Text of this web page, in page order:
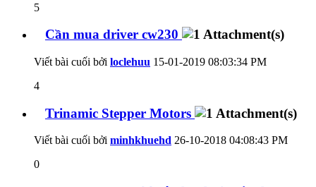
5
Cần mua driver cw230
Viết bài cuối bởi loclehuu 15-01-2019 08:03:34 PM
4
Trinamic Stepper Motors
Viết bài cuối bởi minhkhuehd 26-10-2018 04:08:43 PM
0